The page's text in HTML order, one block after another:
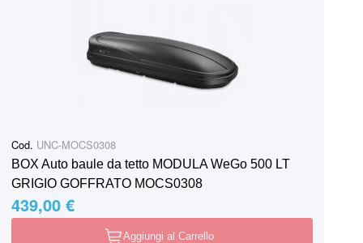
Cod. UNC-MOCS0308
BOX Auto baule da tetto MODULA WeGo 500 LT
GRIGIO GOFFRATO MOCS0308
439,00 €
Aggiungi al Carrello